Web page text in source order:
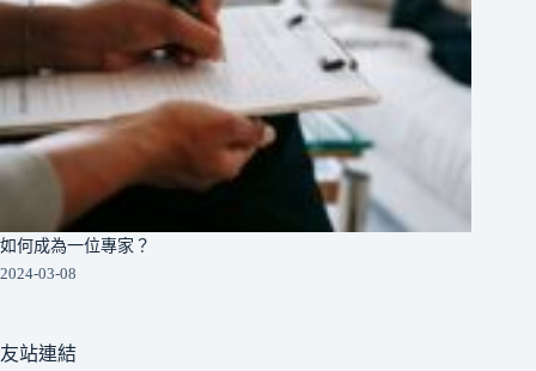
如何成為一位專家？
2024-03-08
友站連結